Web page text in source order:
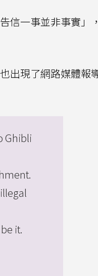
信一事並非事實」
出現了網路媒體報
Ghibli
it.